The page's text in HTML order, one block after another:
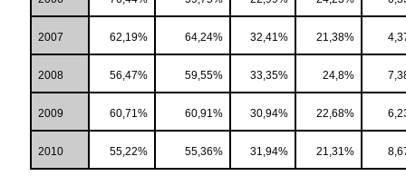
2007 62,19% 64,24% 32,41% 21,38%
2008 56,47% 59,55% 33,35% 24,8%
2009 60,71% 60,91% 30,94% 22,68%
2010 55,22% 55,36% 31,94% 21,31%